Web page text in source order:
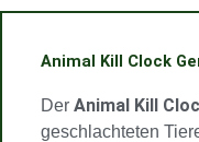
a
Animal Kill Clock
Der Animal Kill
geschlachteten